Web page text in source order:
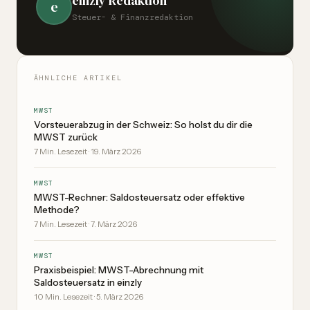
e
Steuer- & Finanzredaktion
ÄHNLICHE ARTIKEL
MWST
Vorsteuerabzug in der Schweiz: So holst du dir die
MWST zurück
7 Min. Lesezeit· 19. März 2026
MWST
MWST-Rechner: Saldosteuersatz oder effektive
Methode?
7 Min. Lesezeit·7. März 2026
MWST
Praxisbeispiel: MWST-Abrechnung mit
Saldosteuersatz in einzly
10 Min. Lesezeit·5. März 2026